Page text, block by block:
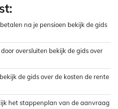
na je pensioen bekijk de gids
oversluiten bekijk de gids over
de gids over de kosten de rente
het stappenplan van de aanvraag